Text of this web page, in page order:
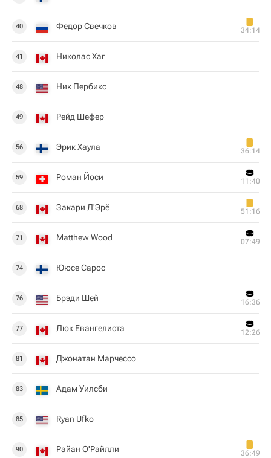
40 Федор Свечков 34:14
41 Николас Хаг
48 Ник Пербикс
49 Рейд Шефер
56 Эрик Хаула 36:14
59 Роман Йоси 11:40
68 Закари Л'Эрё 51:16
71 Matthew Wood 07:49
74 Ююсе Сарос
76 Брэди Шей 16:36
77 Люк Евангелиста 12:26
81 Джонатан Марчессо
83 Адам Уилсби
85 Ryan Ufko
90 Райан О'Райлли 36:49